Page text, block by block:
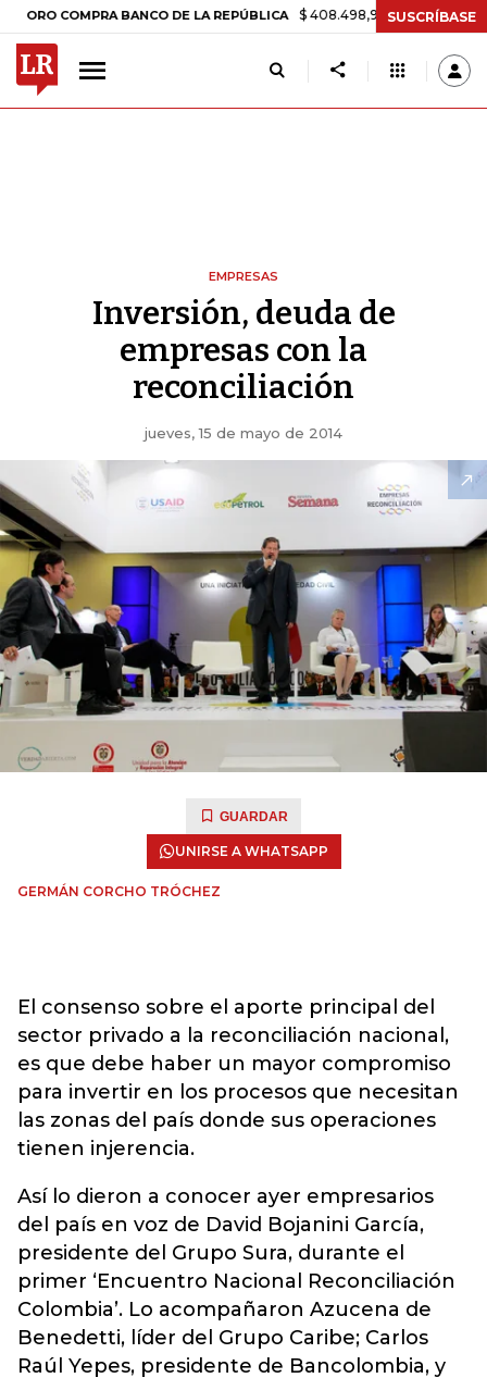
BANCO DE LA REPÚBLICA $ 408.498,97 +$ 8.753,81 +2,19%
SUSCRÍBASE
EMPRESAS
Inversión, deuda de
empresas con la
reconciliación
jueves, 15 de mayo de 2014
GUARDAR
UNIRSE A WHATSAPP
GERMÁN CORCHO TRÓCHEZ
El consenso sobre el aporte principal del
sector privado a la reconciliación nacional,
es que debe haber un mayor compromiso
para invertir en los procesos que necesitan
las zonas del país donde sus operaciones
tienen injerencia.
Así lo dieron a conocer ayer empresarios
del país en voz de David Bojanini García,
presidente del Grupo Sura, durante el
primer ‘Encuentro Nacional Reconciliación
Colombia’. Lo acompañaron Azucena de
Benedetti, líder del Grupo Caribe; Carlos
Raúl Yepes, presidente de Bancolombia, y